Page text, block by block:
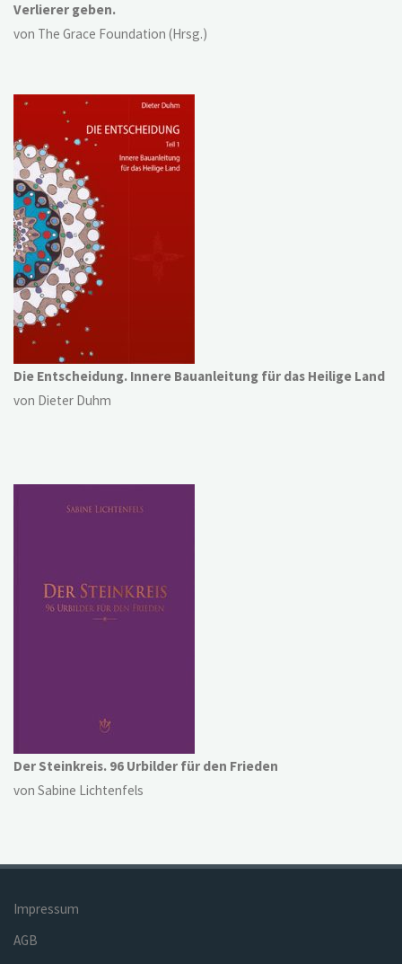
Verlierer geben.
von The Grace Foundation (Hrsg.)
Die Entscheidung. Innere Bauanleitung für das Heilige Land
von Dieter Duhm
Der Steinkreis. 96 Urbilder für den Frieden
von Sabine Lichtenfels
Impressum
AGB